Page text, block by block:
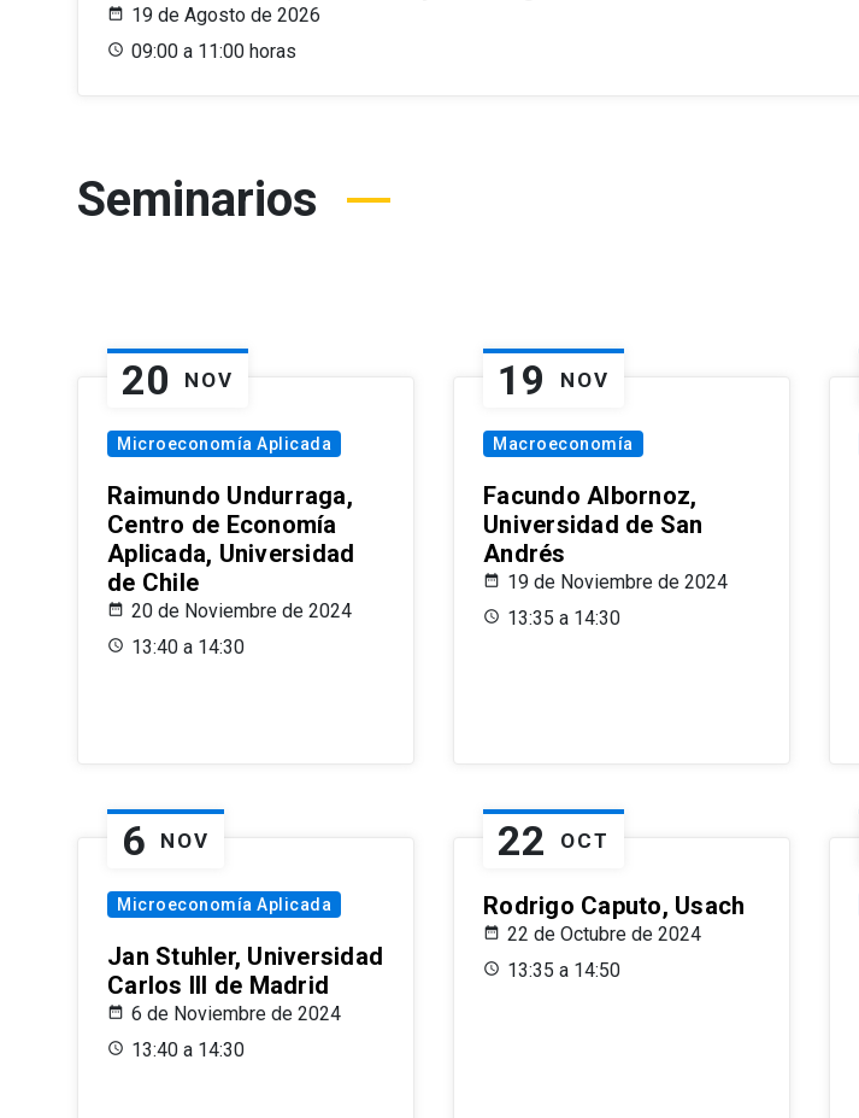
19 de Agosto de 2026
09:00 a 11:00 horas
Seminarios
20 NOV
Microeconomía Aplicada
Raimundo Undurraga,
Centro de Economía
Aplicada, Universidad
de Chile
20 de Noviembre de 2024
13:40 a 14:30
19 NOV
Macroeconomía
Facundo Albornoz,
Universidad de San
Andrés
19 de Noviembre de 2024
13:35 a 14:30
6 NOV
Microeconomía Aplicada
Jan Stuhler, Universidad
Carlos III de Madrid
6 de Noviembre de 2024
13:40 a 14:30
22 OCT
Rodrigo Caputo, Usach
22 de Octubre de 2024
13:35 a 14:50